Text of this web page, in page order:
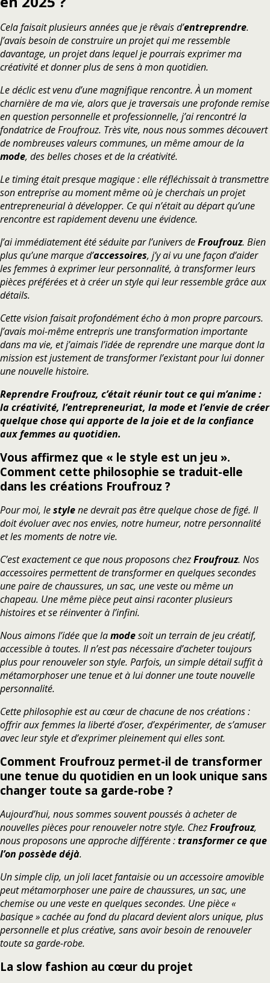
Cela faisait plusieurs années que je rêvais d’entreprendre.
J’avais besoin de construire un projet qui me ressemble
davantage, un projet dans lequel je pourrais exprimer ma
créativité et donner plus de sens à mon quotidien.
Le déclic est venu d’une magnifique rencontre. À un moment
charnière de ma vie, alors que je traversais une profonde remise
en question personnelle et professionnelle, j’ai rencontré la
fondatrice de Froufrouz. Très vite, nous nous sommes découvert
de nombreuses valeurs communes, un même amour de la
mode, des belles choses et de la créativité.
Le timing était presque magique : elle réfléchissait à transmettre
son entreprise au moment même où je cherchais un projet
entrepreneurial à développer. Ce qui n’était au départ qu’une
rencontre est rapidement devenu une évidence.
J’ai immédiatement été séduite par l’univers deFroufrouz. Bien
plus qu’une marque d’accessoires, j’y ai vu une façon d’aider
les femmes à exprimer leur personnalité, à transformer leurs
pièces préférées et à créer un style qui leur ressemble grâce aux
détails.
Cette vision faisait profondément écho à mon propre parcours.
J’avais moi-même entrepris une transformation importante
dans ma vie, et j’aimais l’idée de reprendre une marque dont la
mission est justement de transformer l’existant pour lui donner
une nouvelle histoire.
Reprendre Froufrouz, c’était réunir tout ce qui m’anime :
la créativité, l’entrepreneuriat, la mode et l’envie de créer
quelque chose qui apporte de la joie et de la confiance
aux femmes au quotidien.
Vous affirmez que « le style est un jeu ».
Comment cette philosophie se traduit-elle
dans les créations Froufrouz ?
Pour moi, lestylene devrait pas être quelque chose de figé. Il
doit évoluer avec nos envies, notre humeur, notre personnalité
et les moments de notre vie.
C’est exactement ce que nous proposons chezFroufrouz. Nos
accessoires permettent de transformer en quelques secondes
une paire de chaussures, un sac, une veste ou même un
chapeau. Une même pièce peut ainsi raconter plusieurs
histoires et se réinventer à l’infini.
Nous aimons l’idée que lamodesoit un terrain de jeu créatif,
accessible à toutes. Il n’est pas nécessaire d’acheter toujours
plus pour renouveler son style. Parfois, un simple détail suffit à
métamorphoser une tenue et à lui donner une toute nouvelle
personnalité.
Cette philosophie est au cœur de chacune de nos créations :
offrir aux femmes la liberté d’oser, d’expérimenter, de s’amuser
avec leur style et d’exprimer pleinement qui elles sont.
Comment Froufrouz permet-il de transformer
une tenue du quotidien en un look unique sans
changer toute sa garde-robe ?
Aujourd’hui, nous sommes souvent poussés à acheter de
nouvelles pièces pour renouveler notre style. ChezFroufrouz,
nous proposons une approche différente :transformer ce que
l’on possède déjà.
Un simple clip, un joli lacet fantaisie ou un accessoire amovible
peut métamorphoser une paire de chaussures, un sac, une
chemise ou une veste en quelques secondes. Une pièce «
basique » cachée au fond du placard devient alors unique, plus
personnelle et plus créative, sans avoir besoin de renouveler
toute sa garde-robe.
La slow fashion au cœur du projet